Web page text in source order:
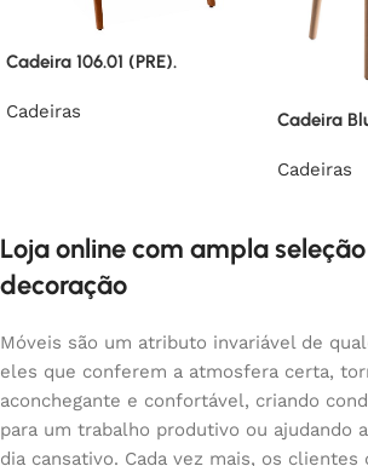
Cadeira 106.01 (PRE).
Cadeiras Cadeira
Cadeiras
Loja online com ampla
decoração
Móveis são um atributo invariável de
eles que conferem a atmosfera certa,
aconchegante e confortável, criando
para um trabalho produtivo ou ajudando
dia cansativo. Cada vez mais, os clientes